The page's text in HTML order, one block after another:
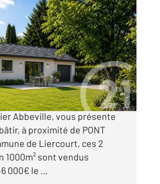
€
agence Century 21
Abbeville, vous présente
à proximité de PONT
de Liercourt, ces 2
1000m² sont vendus
000€ le ...